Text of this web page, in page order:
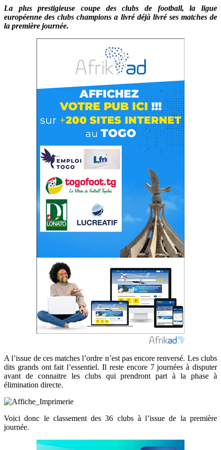
La plus prestigieuse coupe des clubs de football, la ligue
européenne des clubs champions a livré déjà livré ses matches de
la première journée.
A l’issue de ces matches l’ordre n’est pas encore renversé. Les clubs
dits grands ont fait l’essentiel. Il reste encore 7 journées à disputer
avant de connaitre les clubs qui prendront part à la phase à
élimination directe.
Voici donc le classement des 36 clubs à l’issue de la première
journée.